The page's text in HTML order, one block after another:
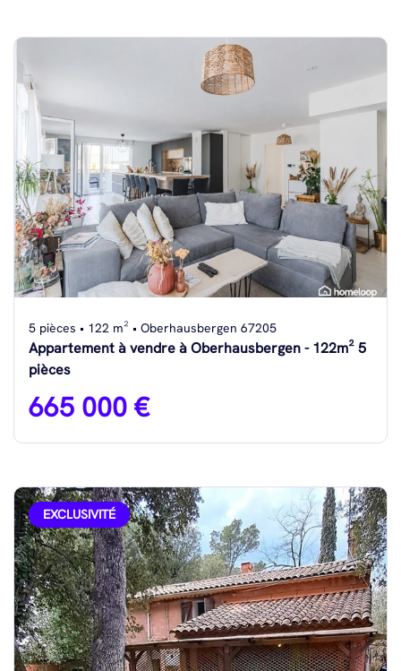
5 pièces • 122 m² • Oberhausbergen 67205
Appartement à vendre à Oberhausbergen - 122m² 5
pièces
665 000 €
EXCLUSIVITÉ